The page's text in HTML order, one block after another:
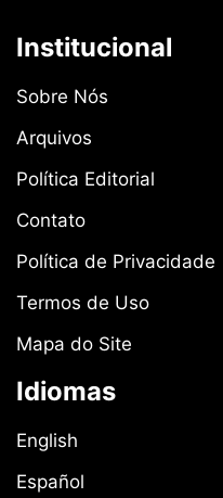
Institucional
Sobre Nós
Arquivos
Política Editorial
Contato
Política de Privacidade
Termos de Uso
Mapa do Site
Idiomas
English
Español